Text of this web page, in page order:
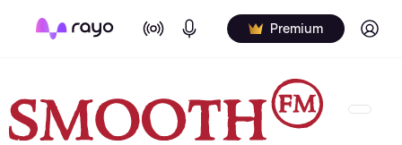
On Air Podcasts Premium Log in